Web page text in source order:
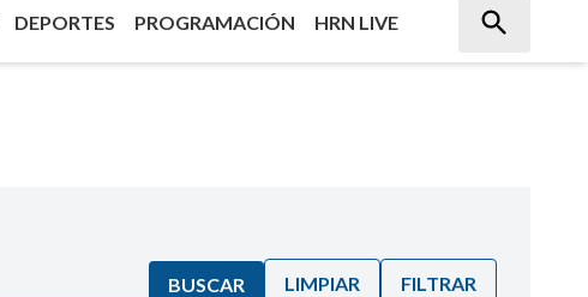
DEPORTES PROGRAMACIÓN HRN LIVE
BUSCAR LIMPIAR FILTRAR